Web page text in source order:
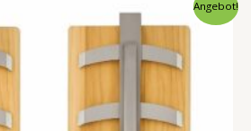
Angebot!
war:
32,95 €
Preis
ist:
26,00 €.